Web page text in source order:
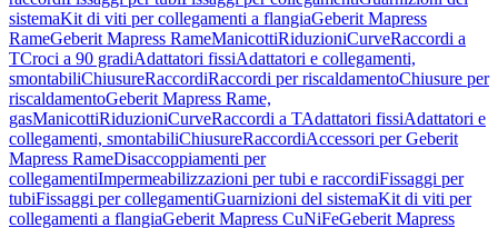
sistemaKit di viti per collegamenti a flangiaGeberit Mapress
RameGeberit Mapress RameManicottiRiduzioniCurveRaccordi a
TCroci a 90 gradiAdattatori fissiAdattatori e collegamenti,
smontabiliChiusureRaccordiRaccordi per riscaldamentoChiusure per
riscaldamentoGeberit Mapress Rame,
gasManicottiRiduzioniCurveRaccordi a TAdattatori fissiAdattatori e
collegamenti, smontabiliChiusureRaccordiAccessori per Geberit
Mapress RameDisaccoppiamenti per
collegamentiImpermeabilizzazioni per tubi e raccordiFissaggi per
tubiFissaggi per collegamentiGuarnizioni del sistemaKit di viti per
collegamenti a flangiaGeberit Mapress CuNiFeGeberit Mapress